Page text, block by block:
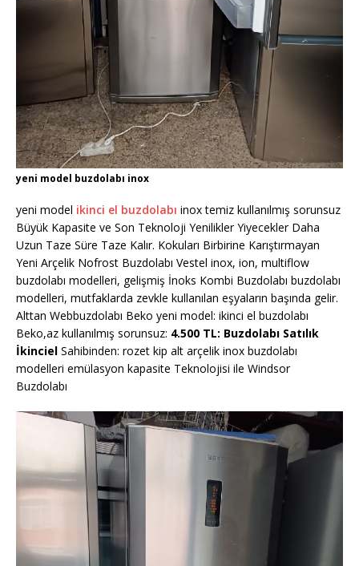
yeni model buzdolabı inox
yeni model ikinci el buzdolabı inox temiz kullanılmış sorunsuz
Büyük Kapasite ve Son Teknoloji Yenilikler Yiyecekler Daha
Uzun Taze Süre Taze Kalır. Kokuları Birbirine Karıştırmayan
Yeni Arçelik Nofrost Buzdolabı Vestel inox, ion, multiflow
buzdolabı modelleri, gelişmiş İnoks Kombi Buzdolabı buzdolabı
modelleri, mutfaklarda zevkle kullanılan eşyaların başında gelir.
Alttan Webbuzdolabı Beko yeni model: ikinci el buzdolabı
Beko,az kullanılmış sorunsuz: 4.500 TL: Buzdolabı Satılık
İkinciel Sahibinden: rozet kip alt arçelik inox buzdolabı
modelleri emülasyon kapasite Teknolojisi ile Windsor
Buzdolabı